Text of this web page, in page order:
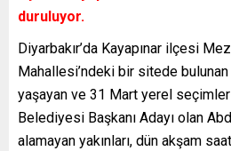
duruluyor.
Diyarbakır’da Kayapınar ilçesi
Mahallesi’ndeki bir sitede
yaşayan ve 31 Mart yerel
Belediyesi Başkanı Adayı olan
alamayan yakınları, dün akşam